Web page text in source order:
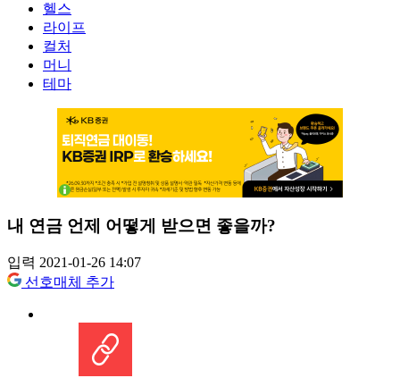
헬스
라이프
컬처
머니
테마
내 연금 언제 어떻게 받으면 좋을까?
입력 2021-01-26 14:07
선호매체 추가